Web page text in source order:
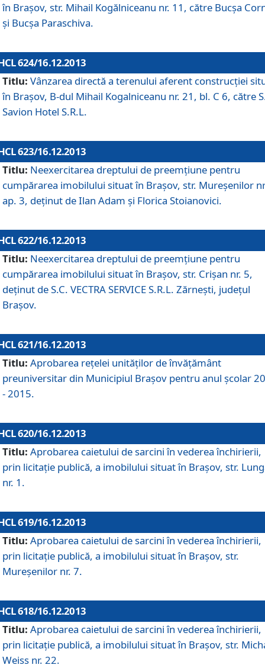
în Braşov, str. Mihail Kogălniceanu nr. 11, către Bucşa
şi Bucşa Paraschiva.
624/16.12.2013
Titlu: Vânzarea directă a terenului aferent construcţiei
în Braşov, B-dul Mihail Kogalniceanu nr. 21, bl. C 6, către
Savion Hotel S.R.L.
623/16.12.2013
Titlu: Neexercitarea dreptului de preemţiune pentru
cumpărarea imobilului situat în Braşov, str. Mureşenilor
ap. 3, deţinut de Ilan Adam şi Florica Stoianovici.
622/16.12.2013
Titlu: Neexercitarea dreptului de preemţiune pentru
cumpărarea imobilului situat în Braşov, str. Crişan nr. 5,
deţinut de S.C. VECTRA SERVICE S.R.L. Zărneşti, judeţul
Braşov.
621/16.12.2013
Titlu: Aprobarea reţelei unităţilor de învăţământ
preuniversitar din Municipiul Braşov pentru anul şcolar
- 2015.
620/16.12.2013
Titlu: Aprobarea caietului de sarcini în vederea închirierii,
prin licitaţie publică, a imobilului situat în Braşov, str.
nr. 1.
619/16.12.2013
Titlu: Aprobarea caietului de sarcini în vederea închirierii,
prin licitaţie publică, a imobilului situat în Braşov, str.
Mureşenilor nr. 7.
618/16.12.2013
Titlu: Aprobarea caietului de sarcini în vederea închirierii,
prin licitaţie publică, a imobilului situat în Braşov, str.
Weiss nr. 22.